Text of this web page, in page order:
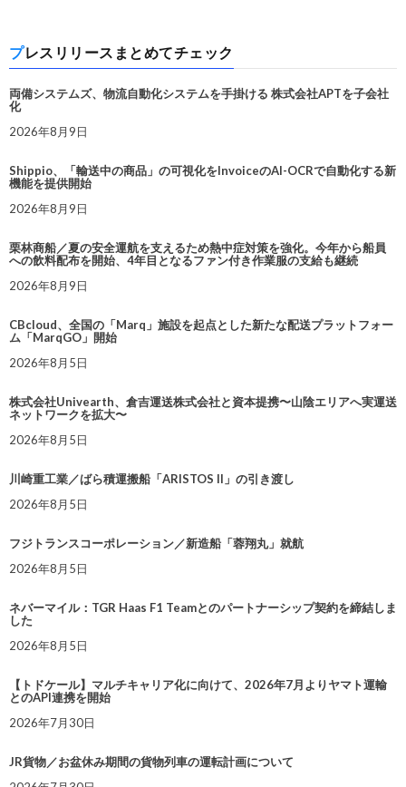
プレスリリースまとめてチェック
両備システムズ、物流自動化システムを手掛ける 株式会社APTを子会社
化
2026年8月9日
Shippio、「輸送中の商品」の可視化をInvoiceのAI-OCRで自動化する新
機能を提供開始
2026年8月9日
栗林商船／夏の安全運航を支えるため熱中症対策を強化。今年から船員
への飲料配布を開始、4年目となるファン付き作業服の支給も継続
2026年8月9日
CBcloud、全国の「Marq」施設を起点とした新たな配送プラットフォー
ム「MarqGO」開始
2026年8月5日
株式会社Univearth、倉吉運送株式会社と資本提携〜山陰エリアへ実運送
ネットワークを拡大〜
2026年8月5日
川崎重工業／ばら積運搬船「ARISTOS II」の引き渡し
2026年8月5日
フジトランスコーポレーション／新造船「蓉翔丸」就航
2026年8月5日
ネバーマイル：TGR Haas F1 Teamとのパートナーシップ契約を締結しま
した
2026年8月5日
【トドケール】マルチキャリア化に向けて、2026年7月よりヤマト運輸
とのAPI連携を開始
2026年7月30日
JR貨物／お盆休み期間の貨物列車の運転計画について